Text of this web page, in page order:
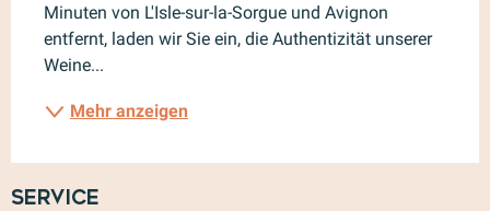
Minuten von L'Isle-sur-la-Sorgue und Avignon
entfernt, laden wir Sie ein, die Authentizität unserer
Weine...
Mehr anzeigen
Service